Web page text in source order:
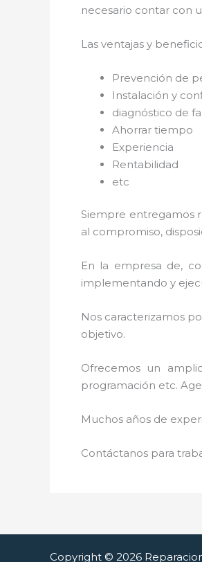
necesario contar con
Las ventajas y
Prevención de
Instalación y
diagnóstico de
Ahorrar tiempo
Experiencia
Rentabilidad
etc
Siempre entregamos
al compromiso,
En la empresa de,
implementando y
Nos caracterizamos
objetivo.
Ofrecemos un
programación etc.
Muchos años de
Contáctanos para
Copyright © 2026